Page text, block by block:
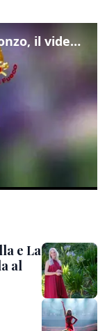
Frana lambisce le case di Auronzo, il video dall'elicottero dei vigili del fuoco
e La
al